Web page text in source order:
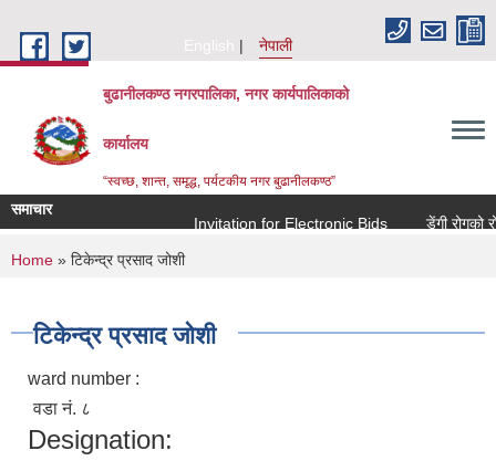
English
नेपाली
बुढानीलकण्ठ नगरपालिका, नगर कार्यपालिकाको
कार्यालय
“स्वच्छ, शान्त, समृद्ध, पर्यटकीय नगर बुढानीलकण्ठ”
समाचार
Invitation for Electronic Bids
डेंगी रोगको
You are here
Home » टिकेन्द्र प्रसाद जोशी
टिकेन्द्र प्रसाद जोशी
ward number :
वडा नं. ८
Designation: